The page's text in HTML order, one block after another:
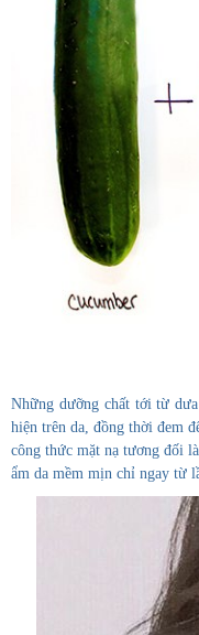
Những dưỡng chất tới từ
hiện trên da, đồng thời đem
công thức mặt nạ tương đối
ẩm da mềm mịn chỉ ngay từ